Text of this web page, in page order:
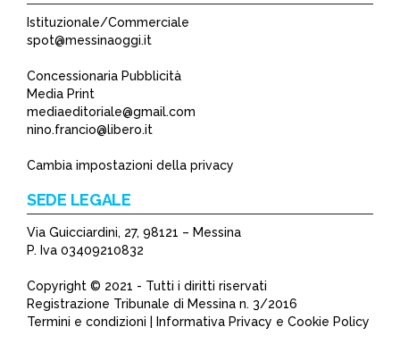
Istituzionale/Commerciale
spot@messinaoggi.it
Concessionaria Pubblicità
Media Print
mediaeditoriale@gmail.com
nino.francio@libero.it
Cambia impostazioni della privacy
SEDE LEGALE
Via Guicciardini, 27, 98121 – Messina
P. Iva 03409210832
Copyright © 2021 - Tutti i diritti riservati
Registrazione Tribunale di Messina n. 3/2016
Termini e condizioni | Informativa Privacy e Cookie Policy